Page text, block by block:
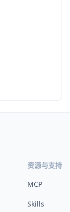
资源与支持
MCP
Skills